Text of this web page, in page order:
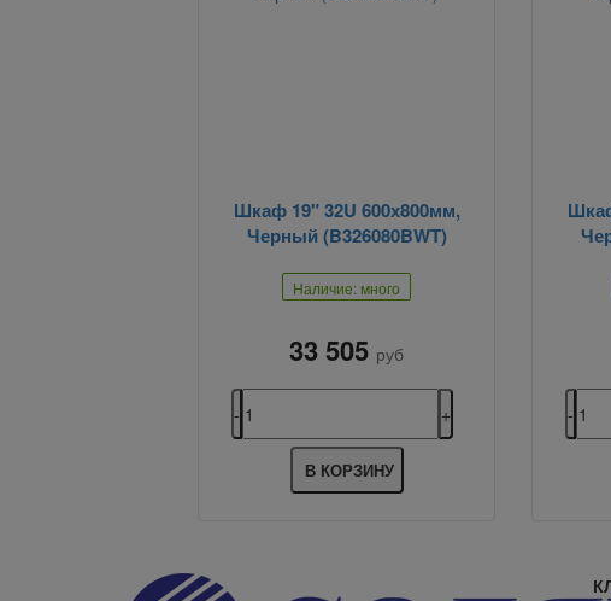
Шкаф 19" 32U 600х800мм,
Черный (B326080BWT)
Наличие: много
33 505 руб
В КОРЗИНУ